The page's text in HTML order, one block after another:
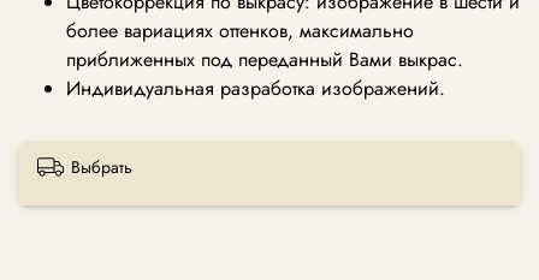
более вариациях оттенков, максимально
приближенных под переданный Вами выкрас.
Индивидуальная разработка изображений.
Выбрать